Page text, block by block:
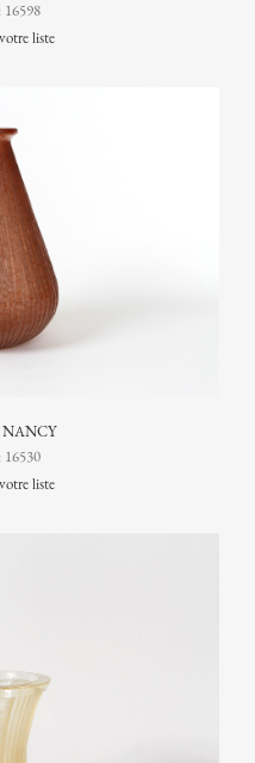
16598
liste
NANCY
16530
liste